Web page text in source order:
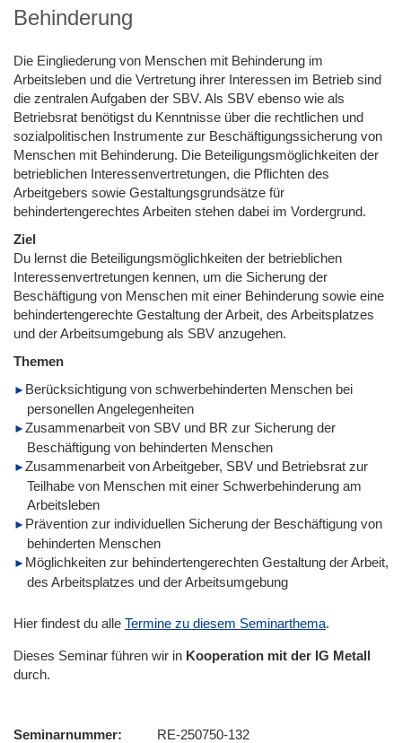
Behinderung
Die Eingliederung von Menschen mit Behinderung im
Arbeitsleben und die Vertretung ihrer Interessen im Betrieb sind
die zentralen Aufgaben der SBV. Als SBV ebenso wie als
Betriebsrat benötigst du Kenntnisse über die rechtlichen und
sozialpolitischen Instrumente zur Beschäftigungssicherung von
Menschen mit Behinderung. Die Beteiligungsmöglichkeiten der
betrieblichen Interessenvertretungen, die Pflichten des
Arbeitgebers sowie Gestaltungsgrundsätze für
behindertengerechtes Arbeiten stehen dabei im Vordergrund.
Ziel
Du lernst die Beteiligungsmöglichkeiten der betrieblichen
Interessenvertretungen kennen, um die Sicherung der
Beschäftigung von Menschen mit einer Behinderung sowie eine
behindertengerechte Gestaltung der Arbeit, des Arbeitsplatzes
und der Arbeitsumgebung als SBV anzugehen.
Themen
Berücksichtigung von schwerbehinderten Menschen bei
personellen Angelegenheiten
Zusammenarbeit von SBV und BR zur Sicherung der
Beschäftigung von behinderten Menschen
Zusammenarbeit von Arbeitgeber, SBV und Betriebsrat zur
Teilhabe von Menschen mit einer Schwerbehinderung am
Arbeitsleben
Prävention zur individuellen Sicherung der Beschäftigung von
behinderten Menschen
Möglichkeiten zur behindertengerechten Gestaltung der Arbeit,
des Arbeitsplatzes und der Arbeitsumgebung
Hier findest du alle Termine zu diesem Seminarthema.
Dieses Seminar führen wir in Kooperation mit der IG Metall
durch.
Seminarnummer
RE-250750-132